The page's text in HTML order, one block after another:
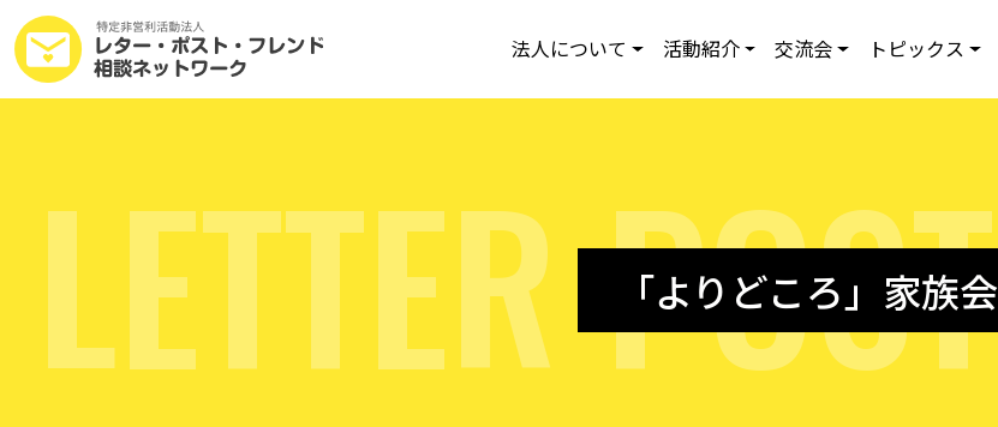
法人について 活動紹介 交流会 トピックス
LETTERPOST
「よりどころ」家族会